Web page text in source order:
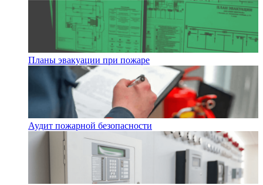
Планы эвакуации при пожаре
Аудит пожарной безопасности